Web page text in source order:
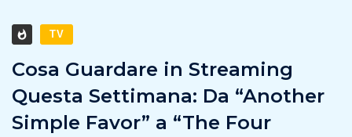
TV
Cosa Guardare in Streaming
Questa Settimana: Da “Another
Simple Favor” a “The Four